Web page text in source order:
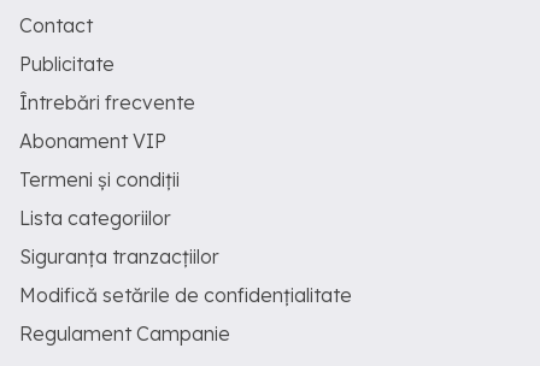
Contact
Publicitate
Întrebări frecvente
Abonament VIP
Termeni și condiții
Lista categoriilor
Siguranța tranzacțiilor
Modifică setările de confidențialitate
Regulament Campanie